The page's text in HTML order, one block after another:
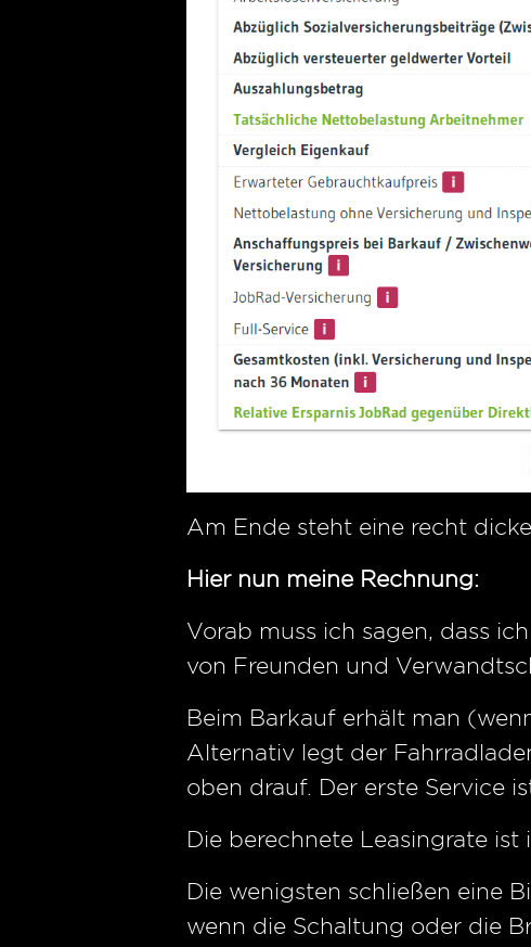
Am Ende steht eine recht
Hier nun meine Rechnung:
Vorab muss ich sagen, dass
von Freunden und
Beim Barkauf erhält man
Alternativ legt der
oben drauf. Der erste Service
Die berechnete Leasingrate ist
Die wenigsten schließen eine
wenn die Schaltung oder die